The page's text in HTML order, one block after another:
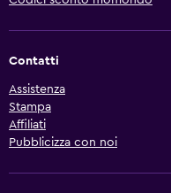
Contatti
Assistenza
Stampa
Affiliati
Pubblicizza con noi